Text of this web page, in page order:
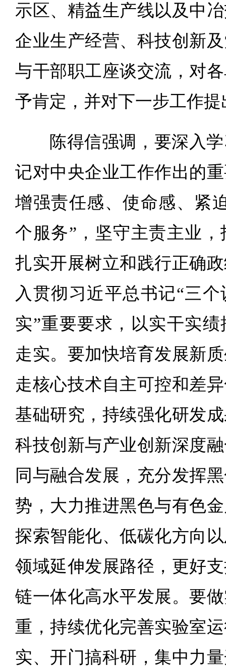
示区、精益生产线以及中
企业生产经营、科技创新
与干部职工座谈交流，对
予肯定，并对下一步工作提
陈得信强调，要深入
记对中央企业工作作出的
增强责任感、使命感、紧
个服务”，坚守主责主业
扎实开展树立和践行正确
入贯彻习近平总书记“三
实”重要要求，以实干实
走实。要加快培育发展新
走核心技术自主可控和差
基础研究，持续强化研发
科技创新与产业创新深度
同与融合发展，充分发挥
势，大力推进黑色与有色
探索智能化、低碳化方向
领域延伸发展路径，更好
链一体化高水平发展。要
重，持续优化完善实验室
实、开门搞科研，集中力